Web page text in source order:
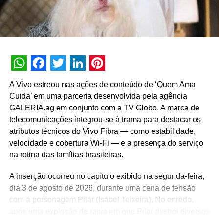
aproximar o público da marca por meio de relatos sobre
rotina, aprendizados em família e companheirismo.
Urban convida Gustavo Borges e aborda longevidade
em nova coleção
A Urban, marca pertencente ao grupo Aramis Inc., lançou
WhatsApp
Facebook
Twitter
LinkedIn
Pinterest
A Vivo estreou nas ações de conteúdo de ‘Quem Ama
Cuida’ em uma parceria desenvolvida pela agência
GALERIA.ag em conjunto com a TV Globo. A marca de
telecomunicações integrou-se à trama para destacar os
atributos técnicos do Vivo Fibra — como estabilidade,
velocidade e cobertura Wi-Fi — e a presença do serviço
na rotina das famílias brasileiras.
A inserção ocorreu no capítulo exibido na segunda-feira,
dia 3 de agosto de 2026, durante uma cena de tensão
com a personagem Pilar (Isabel Teixeira). No enredo,